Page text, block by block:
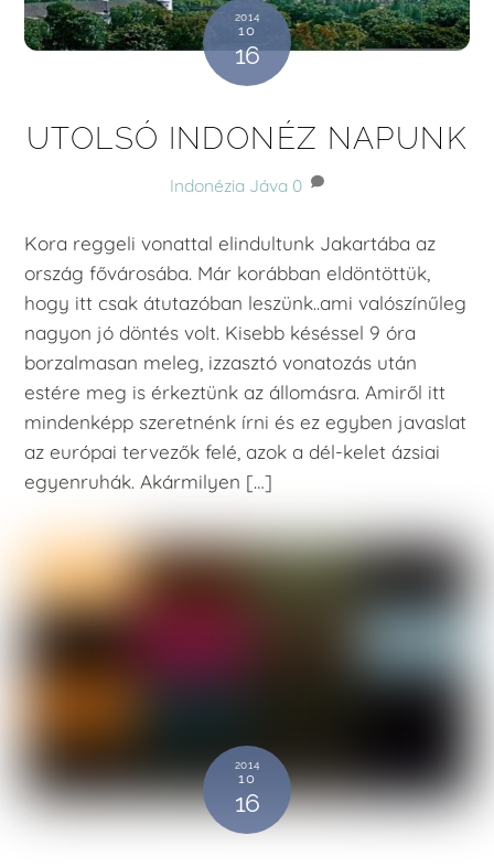
2014
10
16
UTOLSÓ INDONÉZ NAPUNK
Indonézia Jáva 0
Kora reggeli vonattal elindultunk Jakartába az
ország fővárosába. Már korábban eldöntöttük,
hogy itt csak átutazóban leszünk..ami valószínűleg
nagyon jó döntés volt. Kisebb késéssel 9 óra
borzalmasan meleg, izzasztó vonatozás után
estére meg is érkeztünk az állomásra. Amiről itt
mindenképp szeretnénk írni és ez egyben javaslat
az európai tervezők felé, azok a dél-kelet ázsiai
egyenruhák. Akármilyen […]
2014
10
16